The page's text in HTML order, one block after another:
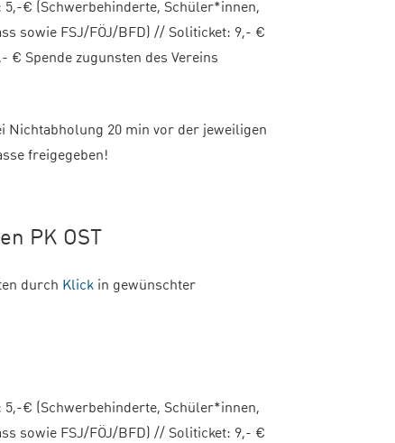
€ (Schwerbehinderte, Schüler*innen,
sowie FSJ/FÖJ/BFD) // Soliticket: 9,- €
€ Spende zugunsten des Vereins
Nichtabholung 20 min vor der jeweiligen
freigegeben!
PK OST
durch Klick in gewünschter
€ (Schwerbehinderte, Schüler*innen,
sowie FSJ/FÖJ/BFD) // Soliticket: 9,- €